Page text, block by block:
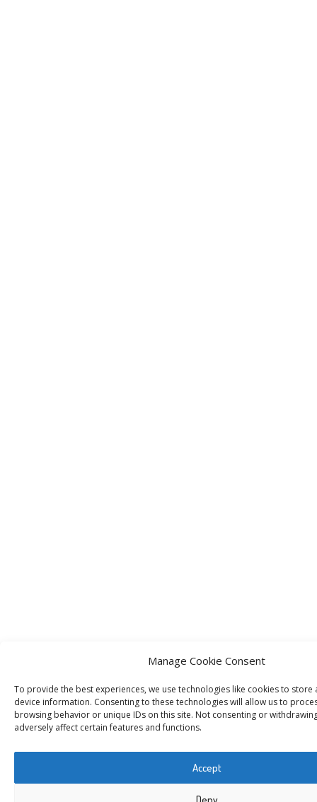
Manage Cookie Consent
To provide the best experiences, we use technologies like cookies to store
device information. Consenting to these technologies will allow us to
browsing behavior or unique IDs on this site. Not consenting or
adversely affect certain features and functions.
Accept
Deny